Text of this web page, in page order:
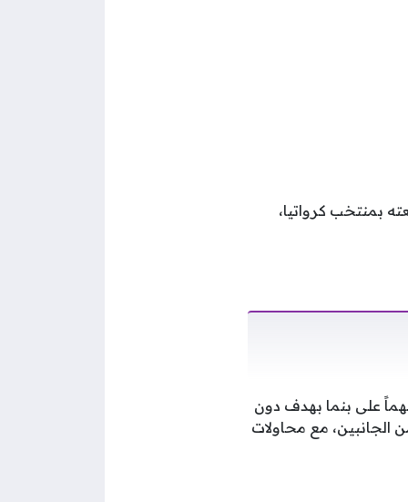
بمنتخب كرواتيا،
في مونديال 2026، بعد تحقيقه فوزاً مهماً على بنما بهدف دون
الجانبين، مع محاولات